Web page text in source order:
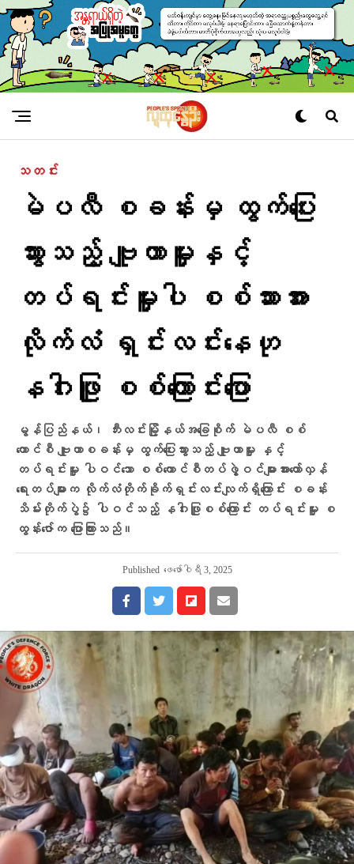
သတင်း
မဲပလီ စခန်းမှ ထွက်ပြေး
သွားသည့် ဗျူဟာမှူးနှင့်
တပ်ရင်းမှူးပါ စစ်သားအား
လိုက်လံ ရှင်းလင်းနေဟု
နဂါးဖြူ စစ်ကြောင်းပြော
မွန်ပြည်နယ်၊ ဘီးလင်းမြို့နယ်အခြေစိုက် မဲပလီ စစ်
ကောင်စီ ဗျူဟာစခန်းမှ ထွက်ပြေးသွားသည့် ဗျူဟာမှူး နှင့်
တပ်ရင်းမှူး ပါဝင်သော စစ်ကောင်စီတပ်ဖွဲ့ဝင်များအား​တော်လှန်​
ရေးတပ်များက လိုက်လံတိုက်ခိုက်ရှင်းလင်းလျက်ရှိကြောင်း စခန်း
သိမ်းတိုက်ပွဲ၌ ပါဝင်သည့် နဂါးဖြူစစ်ကြောင်း တပ်ရင်းမှူး စ
ထွန်းဇော်က ပြောကြားသည်။
Published ဖေ‌ဖော်ဝါရီ 3, 2025